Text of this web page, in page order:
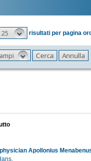
25 risultati per pagina
Apollonius